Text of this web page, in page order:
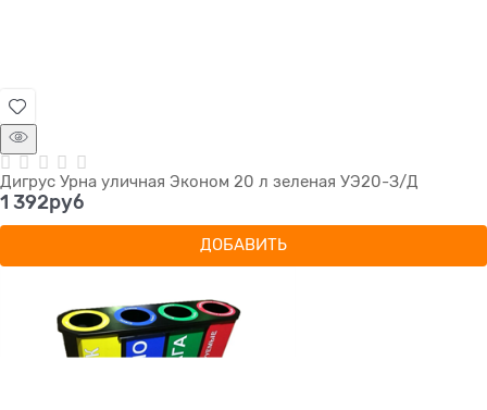
Дигрус Урна уличная Эконом 20 л зеленая УЭ20-З/Д
1 392руб
ДОБАВИТЬ